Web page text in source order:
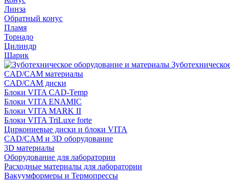
Линза
Обратный конус
Пламя
Торнадо
Цилиндр
Шарик
CAD/CAM материалы
CAD/CAM диски
Блоки VITA CAD-Temp
Блоки VITA ENAMIC
Блоки VITA MARK II
Блоки VITA TriLuxe forte
Циркониевые диски и блоки VITA
CAD/CAM и 3D оборудование
3D материалы
Оборудование для лаборатории
Расходные материалы для лаборатории
Вакуумформеры и Термопрессы